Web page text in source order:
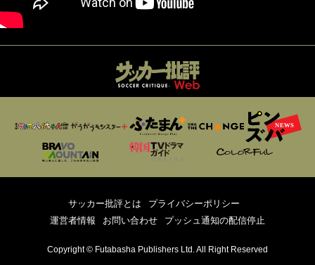
サッカー批評とは
プライバシーポリシー
運営者情報
お問い合わせ プッシュ通知の配信停止
Copyright © Futabasha Publishers Ltd. All Right Reserved